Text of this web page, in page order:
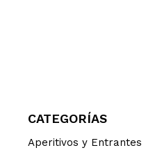
CATEGORÍAS
Aperitivos y Entrantes